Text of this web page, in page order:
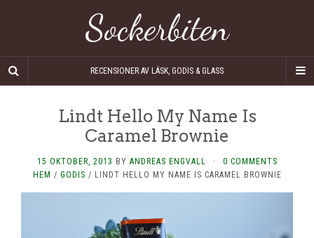
Sockerbiten
RECENSIONER AV LÄSK, GODIS & GLASS
Lindt Hello My Name Is
Caramel Brownie
15 OKTOBER, 2013 BY ANDREAS ENGVALL ·
0 COMMENTS
HEM / GODIS / LINDT HELLO MY NAME IS CARAMEL BROWNIE